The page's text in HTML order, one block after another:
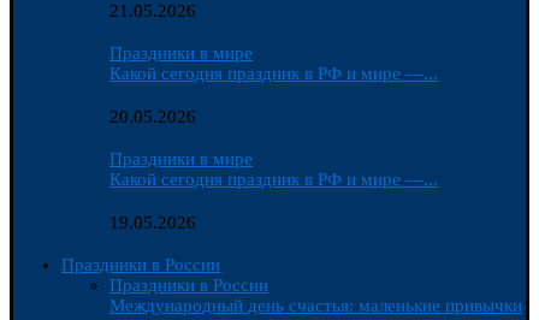
21.05.2026
Праздники в мире
Какой сегодня праздник в РФ и мире —...
20.05.2026
Праздники в мире
Какой сегодня праздник в РФ и мире —...
19.05.2026
Праздники в России
Праздники в России
Международный день счастья: маленькие привычки